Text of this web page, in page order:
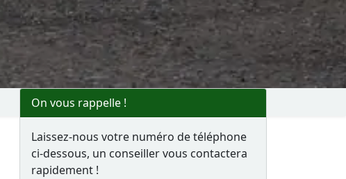
On vous rappelle !
Laissez-nous votre numéro de téléphone
ci-dessous, un conseiller vous contactera
rapidement !